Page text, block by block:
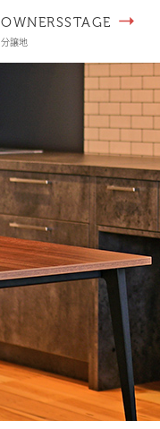
OWNERSSTAGE
分譲地